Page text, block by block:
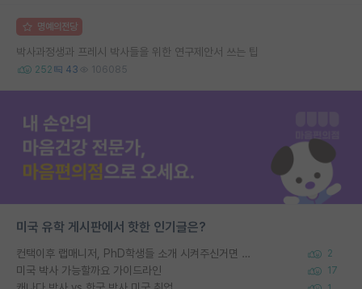
명예의전당
박사과정생과 프레시 박사들을 위한 연구제안서 쓰는 팁
252 43 106085
미국 유학 게시판에서 핫한 인기글은?
컨택이후 랩매니저, PhD학생들 소개 시켜주신거면 거의 컨펌에 가깝나요? 2
미국 박사 가능할까요 가이드라인 17